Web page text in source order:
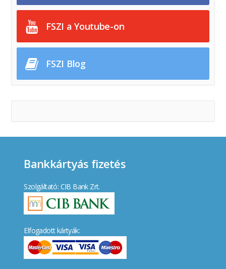
FSZI a Youtube-on
FSZI Blog
Bankkártyás fizetés
Szolgáltató: CIB Bank Zrt.
Elfogadott kártyák: